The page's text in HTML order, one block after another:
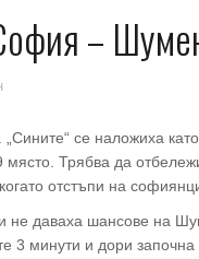
–
се наложиха
Трябва да
отстъпи на
не даваха шансове на
3 минути и дори